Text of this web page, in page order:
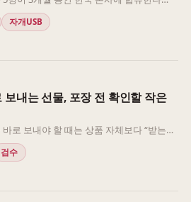
념품보다 “첫 주에 바로 쓰이는가”를 먼저
무 장식적인 선물은 책상에 놓기 애매하고,
자개USB
보내는 선물, 포장 전 확인할 작은
로 보내야 할 때는 상품 자체보다 “받는
로 처음 보게 되는가”가 먼저 중요해집니
접 포장을 풀어 확인하지 못하고 발송하는
검수